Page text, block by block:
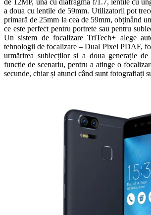
a doua cu lentile de 59mm. Utilizatorii pot
primară de 25mm la cea de 59mm, obținând
ce este perfect pentru portrete sau pentru
Un sistem de focalizare TriTech+ alege
tehnologii de focalizare – Dual Pixel PDAF,
urmărirea subiecților și a doua generație
funcție de scenariu, pentru a atinge o
secunde, chiar și atunci când sunt fotografiați